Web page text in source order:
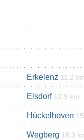
Erkelenz 11.2
Elsdorf 12.9 km
Hückelhoven
Wegberg 18.3